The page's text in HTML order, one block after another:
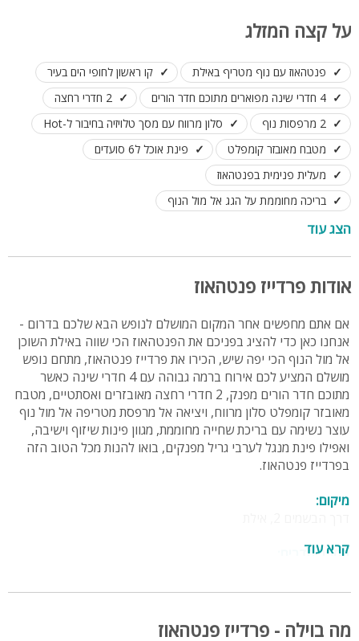
על קצה המזלג
פנטהאוז עם נוף מטריף באילת
קו ראשון לחופי הים בעיר
4 חדרי שינה מפוארים מתוכם חדר הורים
2 חדרי רחצה
2 מרפסות נוף
סלון מרווח עם מסך טלויזיה בחיבור ל-Hot
מטבח מאובזר קומפלט
פינת אוכל ל6 סועדים
מעלית פנימית בפנטהאוז
בריכה מחוממת על הגג אל מול הנוף
פינות ישיבה, פינות שיזוף, ריהוט גןהצג עוד
אודות פרדייז פנטהאוז
אם אתם מחפשים אחר המקום המושלם לנופש הבא שלכם בדרום -
אנחנו כאן כדי להציג בפניכם את הפנטהאוז הכי שווה באילת השוכן
אל מול הנוף הכי יפה שיש, הכירו את פרדייז פנטהאוז, מתחם נופש
מושלם המציע לכם אירוח ברמה גבוהה עם 4 חדרי שינה כאשר
מתוכם חדר הורים מפנק, 2 חדרי רחצה מאובזרים ואסתטיים, מטבח
מאובזר קומפלט סלון מרווח, ויציאה אל מרפסת מטריפה אל מול נוף
עוצר נשימה עם בריכת שחייה מחוממת, מגוון פינות שיזוף וישיבה,
ואפילו פינת מנגל לערבי גריל מפנקים, בואו להנות מכל הטוב הזה
בפרדייז פנטהאוז.
מיקום:
מספר חדרים:
2 חדרי רחצה
קרא עוד
מה בוילה - פרדייז פנטהאוז